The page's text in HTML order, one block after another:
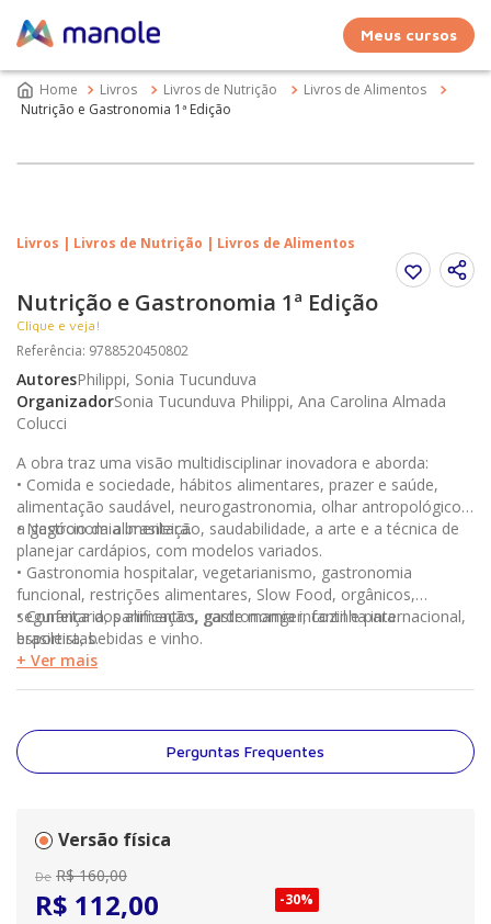
Meus cursos
Livros Livros de Nutrição
Livros de Alimentos
Nutrição e Gastronomia 1ª Edição
Livros | Livros de Nutrição | Livros de Alimentos
Nutrição e Gastronomia 1ª Edição
Clique e veja!
Referência: 9788520450802
AutoresPhilippi, Sonia Tucunduva
OrganizadorSonia Tucunduva Philippi, Ana Carolina Almada
Colucci
A obra traz uma visão multidisciplinar inovadora e aborda:
• Comida e sociedade, hábitos alimentares, prazer e saúde,
alimentação saudável, neurogastronomia, olhar antropológico e
a gastronomia brasileira.
• Negócio da alimentação, saudabilidade, a arte e a técnica de
planejar cardápios, com modelos variados.
• Gastronomia hospitalar, vegetarianismo, gastronomia
funcional, restrições alimentares, Slow Food, orgânicos,
segurança dos alimentos, gastronomia infantil e para
esportistas.
• Confeitaria, panificação, garde manger, cozinha internacional,
brasileira, bebidas e vinho.
+ Ver mais
Perguntas Frequentes
Versão física
De R$ 160,00
R$ 112,00 -30%